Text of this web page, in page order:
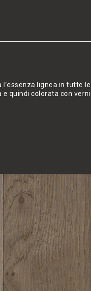
lignea in tutte le
quindi colorata con